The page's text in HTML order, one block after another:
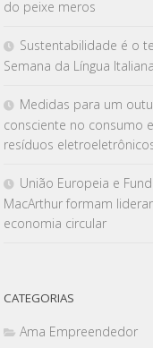
do peixe meros
Sustentabilidade é o
Semana da Língua
Medidas para um
consciente no consumo
resíduos
União Europeia e
MacArthur formam
economia circular
CATEGORIAS
Ama Empreendedor